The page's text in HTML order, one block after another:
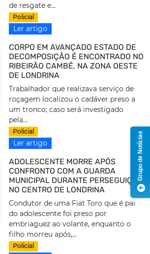
de resgate e...
Policial
Ler artigo
CORPO EM AVANÇADO ESTADO DE
DECOMPOSIÇÃO É ENCONTRADO NO
RIBEIRÃO CAMBÉ, NA ZONA OESTE
DE LONDRINA
Trabalhador que realizava serviço de
roçagem localizou o cadáver preso a
um tronco; caso será investigado
pela...
Policial
Ler artigo
ADOLESCENTE MORRE APÓS
CONFRONTO COM A GUARDA
MUNICIPAL DURANTE PERSEGUIÇÃO
NO CENTRO DE LONDRINA
Condutor de uma Fiat Toro que é pai
do adolescente foi preso por
embriaguez ao volante, enquanto o
filho morreu após,...
Policial
Grupo de Notícias